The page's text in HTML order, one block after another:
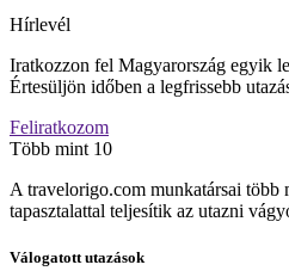
Hírlevél
Iratkozzon fel Magyarország egyik
Értesüljön időben a legfrissebb
Feliratkozom
Több mint 10
A travelorigo.com munkatársai több
tapasztalattal teljesítik az utazni
Válogatott utazások